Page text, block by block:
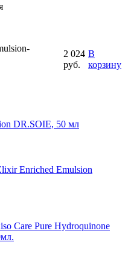
2 024
руб.
В
корзину
DR.SOIE, 50 мл
Enriched Emulsion
Care Pure Hydroquinone